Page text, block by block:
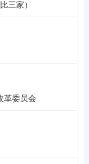
三家）
革委员会